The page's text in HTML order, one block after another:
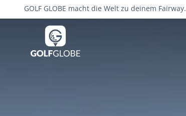
GOLF GLOBE macht die Welt zu deinem Fairway.